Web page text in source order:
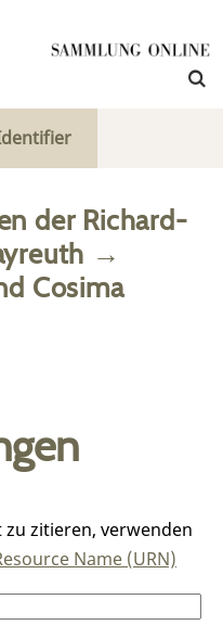
der Richard-
→
Cosima
zitieren, verwenden
Name (URN)